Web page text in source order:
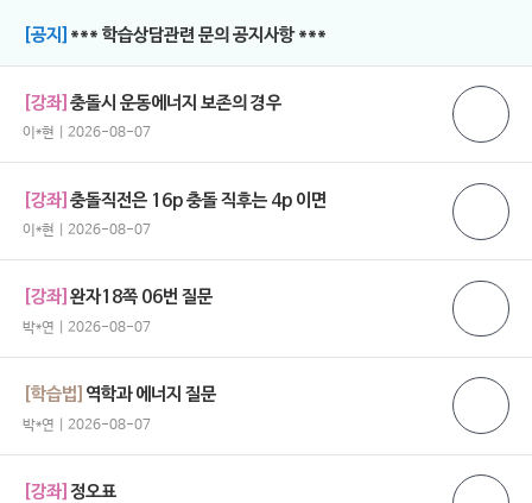
[공지] *** 학습상담관련 문의 공지사항 ***
[강좌]충돌시 운동에너지 보존의 경우
이*현 | 2026-08-07
[강좌]충돌직전은 16p 충돌 직후는 4p 이면
이*현 | 2026-08-07
[강좌]완자18쪽 06번 질문
박*연 | 2026-08-07
[학습법] 역학과 에너지 질문
박*연 | 2026-08-07
[강좌]정오표